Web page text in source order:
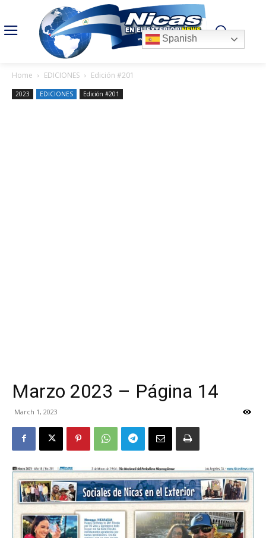
Home EDICIONES Edición #201
2023 EDICIONES Edición #201
Marzo 2023 – Página 14
March 1, 2023
Spanish